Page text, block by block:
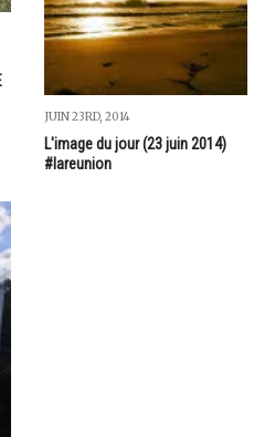
JUIN 23RD, 2014
L'image du jour (23 juin 2014)
#lareunion